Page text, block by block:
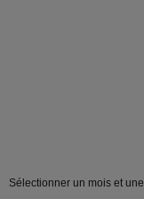
Sélectionner un mois et